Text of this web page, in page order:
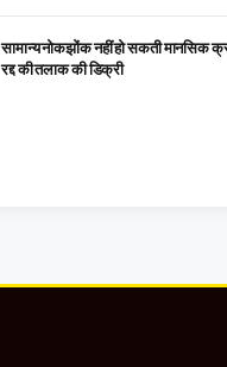
सामान्य नोकझोंक नहीं हो सकती मानसिक
रद्द की तलाक की डिक्री